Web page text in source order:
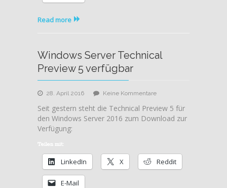
Read more
Windows Server Technical
Preview 5 verfügbar
28. April 2016 Keine Kommentarezu
Server
Technical
verfügbar
Seit gestern steht die Technical Preview 5 für
den Windows Server 2016 zum Download zur
Verfügung:
Teilen mit:
LinkedIn X Reddit
E-Mail